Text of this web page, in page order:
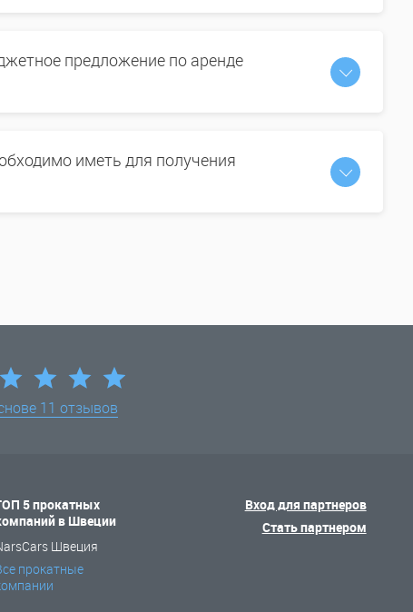
предложение по аренде
иметь для получения
11 отзывов
5 прокатных
в Швеции
Швеция
прокатные
Вход для партнеров
Стать партнером